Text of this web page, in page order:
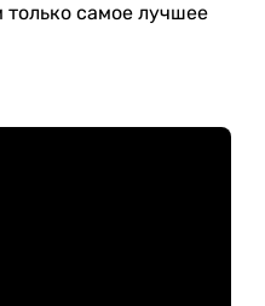
самое лучшее